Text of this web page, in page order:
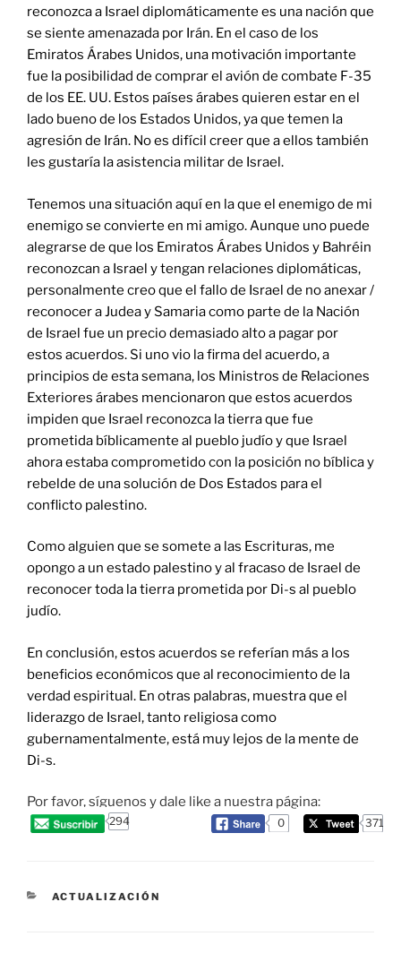
reconozca a Israel diplomáticamente es una nación que
se siente amenazada por Irán. En el caso de los
Emiratos Árabes Unidos, una motivación importante
fue la posibilidad de comprar el avión de combate F-35
de los EE. UU. Estos países árabes quieren estar en el
lado bueno de los Estados Unidos, ya que temen la
agresión de Irán. No es difícil creer que a ellos también
les gustaría la asistencia militar de Israel.
Tenemos una situación aquí en la que el enemigo de mi
enemigo se convierte en mi amigo. Aunque uno puede
alegrarse de que los Emiratos Árabes Unidos y Bahréin
reconozcan a Israel y tengan relaciones diplomáticas,
personalmente creo que el fallo de Israel de no anexar /
reconocer a Judea y Samaria como parte de la Nación
de Israel fue un precio demasiado alto a pagar por
estos acuerdos. Si uno vio la firma del acuerdo, a
principios de esta semana, los Ministros de Relaciones
Exteriores árabes mencionaron que estos acuerdos
impiden que Israel reconozca la tierra que fue
prometida bíblicamente al pueblo judío y que Israel
ahora estaba comprometido con la posición no bíblica y
rebelde de una solución de Dos Estados para el
conflicto palestino.
Como alguien que se somete a las Escrituras, me
opongo a un estado palestino y al fracaso de Israel de
reconocer toda la tierra prometida por Di-s al pueblo
judío.
En conclusión, estos acuerdos se referían más a los
beneficios económicos que al reconocimiento de la
verdad espiritual. En otras palabras, muestra que el
liderazgo de Israel, tanto religiosa como
gubernamentalmente, está muy lejos de la mente de
Di-s.
Por favor, síguenos y dale like a nuestra página:
294 0 371
CATEGORIES
ACTUALIZACIÓN